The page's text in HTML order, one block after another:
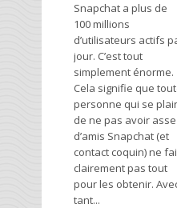
Snapchat a plus de
100 millions
d’utilisateurs actifs
jour. C’est tout
simplement énorme.
Cela signifie que
personne qui se
de ne pas avoir
d’amis Snapchat (et
contact coquin) ne
clairement pas tout
pour les obtenir.
tant...